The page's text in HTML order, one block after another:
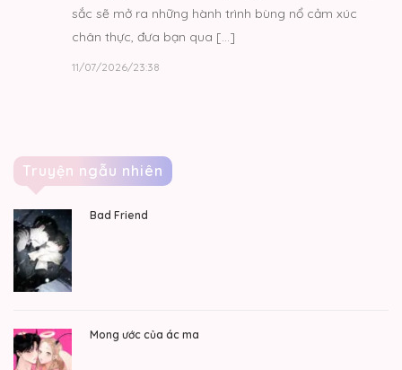
sắc sẽ mở ra những hành trình bùng nổ cảm xúc
chân thực, đưa bạn qua […]
11/07/2026/23:38
Truyện ngẫu nhiên
Bad Friend
Mong ước của ác ma